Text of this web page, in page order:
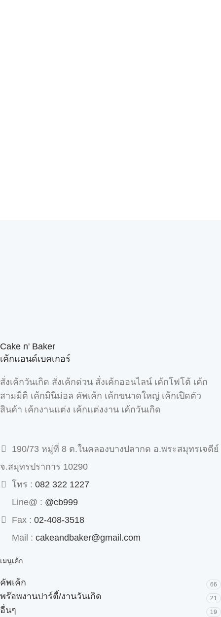
Cake n' Baker
เค้กแอนด์เบคเกอร์
สั่งเค้กวันเกิด สั่งเค้กด่วน สั่งเค้กออนไลน์ เค้กโฟโต้ เค้ก
สามมิติ เค้กมินิม่อล คัพเค้ก เค้กขนาดใหญ่ เค้กเปิดตัว
สินค้า เค้กงานแต่ง เค้กแต่งงาน เค้กวันเกิด
190/73 หมู่ที่ 8 ต.ในคลองบางปลากด อ.พระสมุทรเจดีย์
จ.สมุทรปราการ 10290
โทร : 082 322 1227
Line@ : @cb999
Fax : 02-408-3518
Mail : cakeandbaker@gmail.com
เมนูเค้ก
คัพเค้ก 66
พร๊อพงานปาร์ตี้/งานวันเกิด 21
อื่นๆ 19